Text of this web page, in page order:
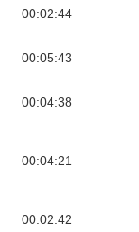
00:02:44
00:05:43
00:04:38
00:04:21
00:02:42